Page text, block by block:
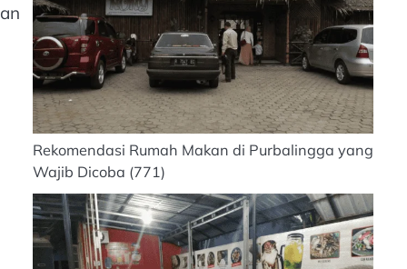
Rekomendasi Rumah Makan di Purbalingga yang
Wajib Dicoba (771)